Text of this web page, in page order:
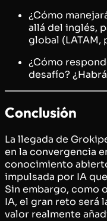
¿Cómo
allá del inglés,
global (LATAM,
¿Cómo
desafío?
Conclusión
La llegada de
en la convergencia
conocimiento
impulsada por IA
Sin embargo, como
IA, el gran reto será
valor realmente